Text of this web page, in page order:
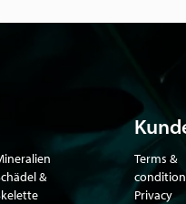
&
Terms &
Privacy